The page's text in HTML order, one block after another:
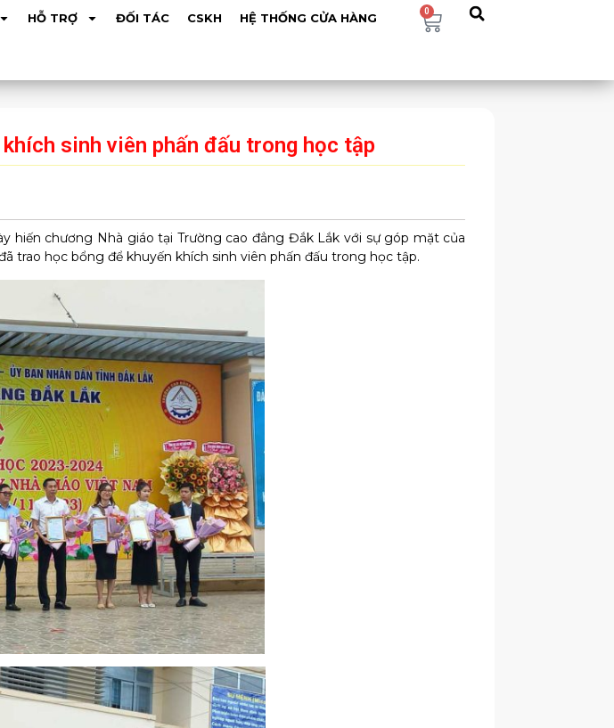
HỖ TRỢ ĐỐI TÁC CSKH HỆ THỐNG CỬA HÀNG 0
sinh viên phấn đấu trong học tập
hiến chương Nhà giáo tại Trường cao đẳng Đắk Lắk với sự góp mặt của
trao học bổng để khuyến khích sinh viên phấn đấu trong học tập.